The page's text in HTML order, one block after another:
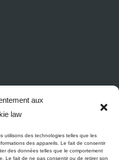
aux
law
utilisons des technologies telles que les
des appareils. Le fait de consentir
des données telles que le comportement
Le fait de ne pas consentir ou de retirer son
et divers